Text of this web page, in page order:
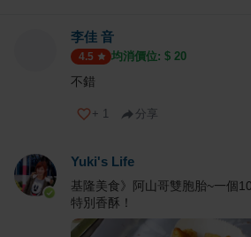
李佳 音
4.5 均消價位: $ 20
不錯
+ 1 分享
Yuki's Life
基隆美食》阿山哥雙胞胎~一個
特別香酥！